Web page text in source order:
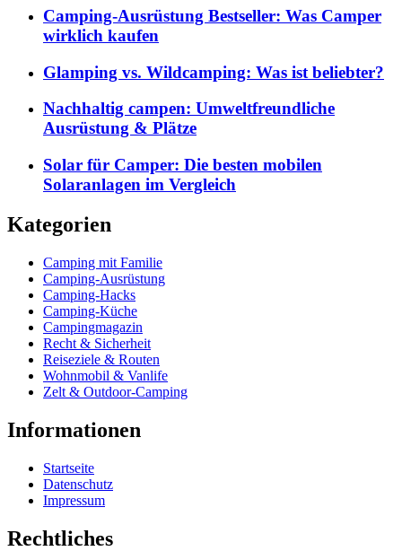
Camping-Ausrüstung Bestseller: Was Camper
wirklich kaufen
Glamping vs. Wildcamping: Was ist beliebter?
Nachhaltig campen: Umweltfreundliche
Ausrüstung & Plätze
Solar für Camper: Die besten mobilen
Solaranlagen im Vergleich
Kategorien
Camping mit Familie
Camping-Ausrüstung
Camping-Hacks
Camping-Küche
Campingmagazin
Recht & Sicherheit
Reiseziele & Routen
Wohnmobil & Vanlife
Zelt & Outdoor-Camping
Informationen
Startseite
Datenschutz
Impressum
Rechtliches